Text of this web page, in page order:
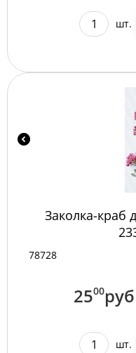
шт.
Заколка-краб
78728
2500руб
шт.